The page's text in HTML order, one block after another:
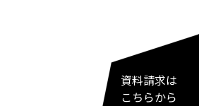
資料請求は
こちらから